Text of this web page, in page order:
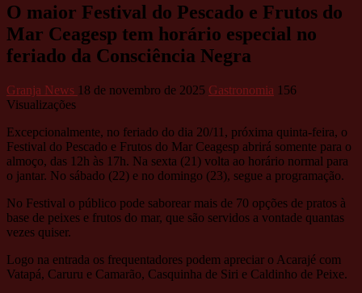
O maior Festival do Pescado e Frutos do
Mar Ceagesp tem horário especial no
feriado da Consciência Negra
Granja News 18 de novembro de 2025 Gastronomia 156
Visualizações
Excepcionalmente, no feriado do dia 20/11, próxima quinta-feira, o
Festival do Pescado e Frutos do Mar Ceagesp abrirá somente para o
almoço, das 12h às 17h. Na sexta (21) volta ao horário normal para
o jantar. No sábado (22) e no domingo (23), segue a programação.
No Festival o público pode saborear mais de 70 opções de pratos à
base de peixes e frutos do mar, que são servidos a vontade quantas
vezes quiser.
Logo na entrada os frequentadores podem apreciar o Acarajé com
Vatapá, Caruru e Camarão, Casquinha de Siri e Caldinho de Peixe.